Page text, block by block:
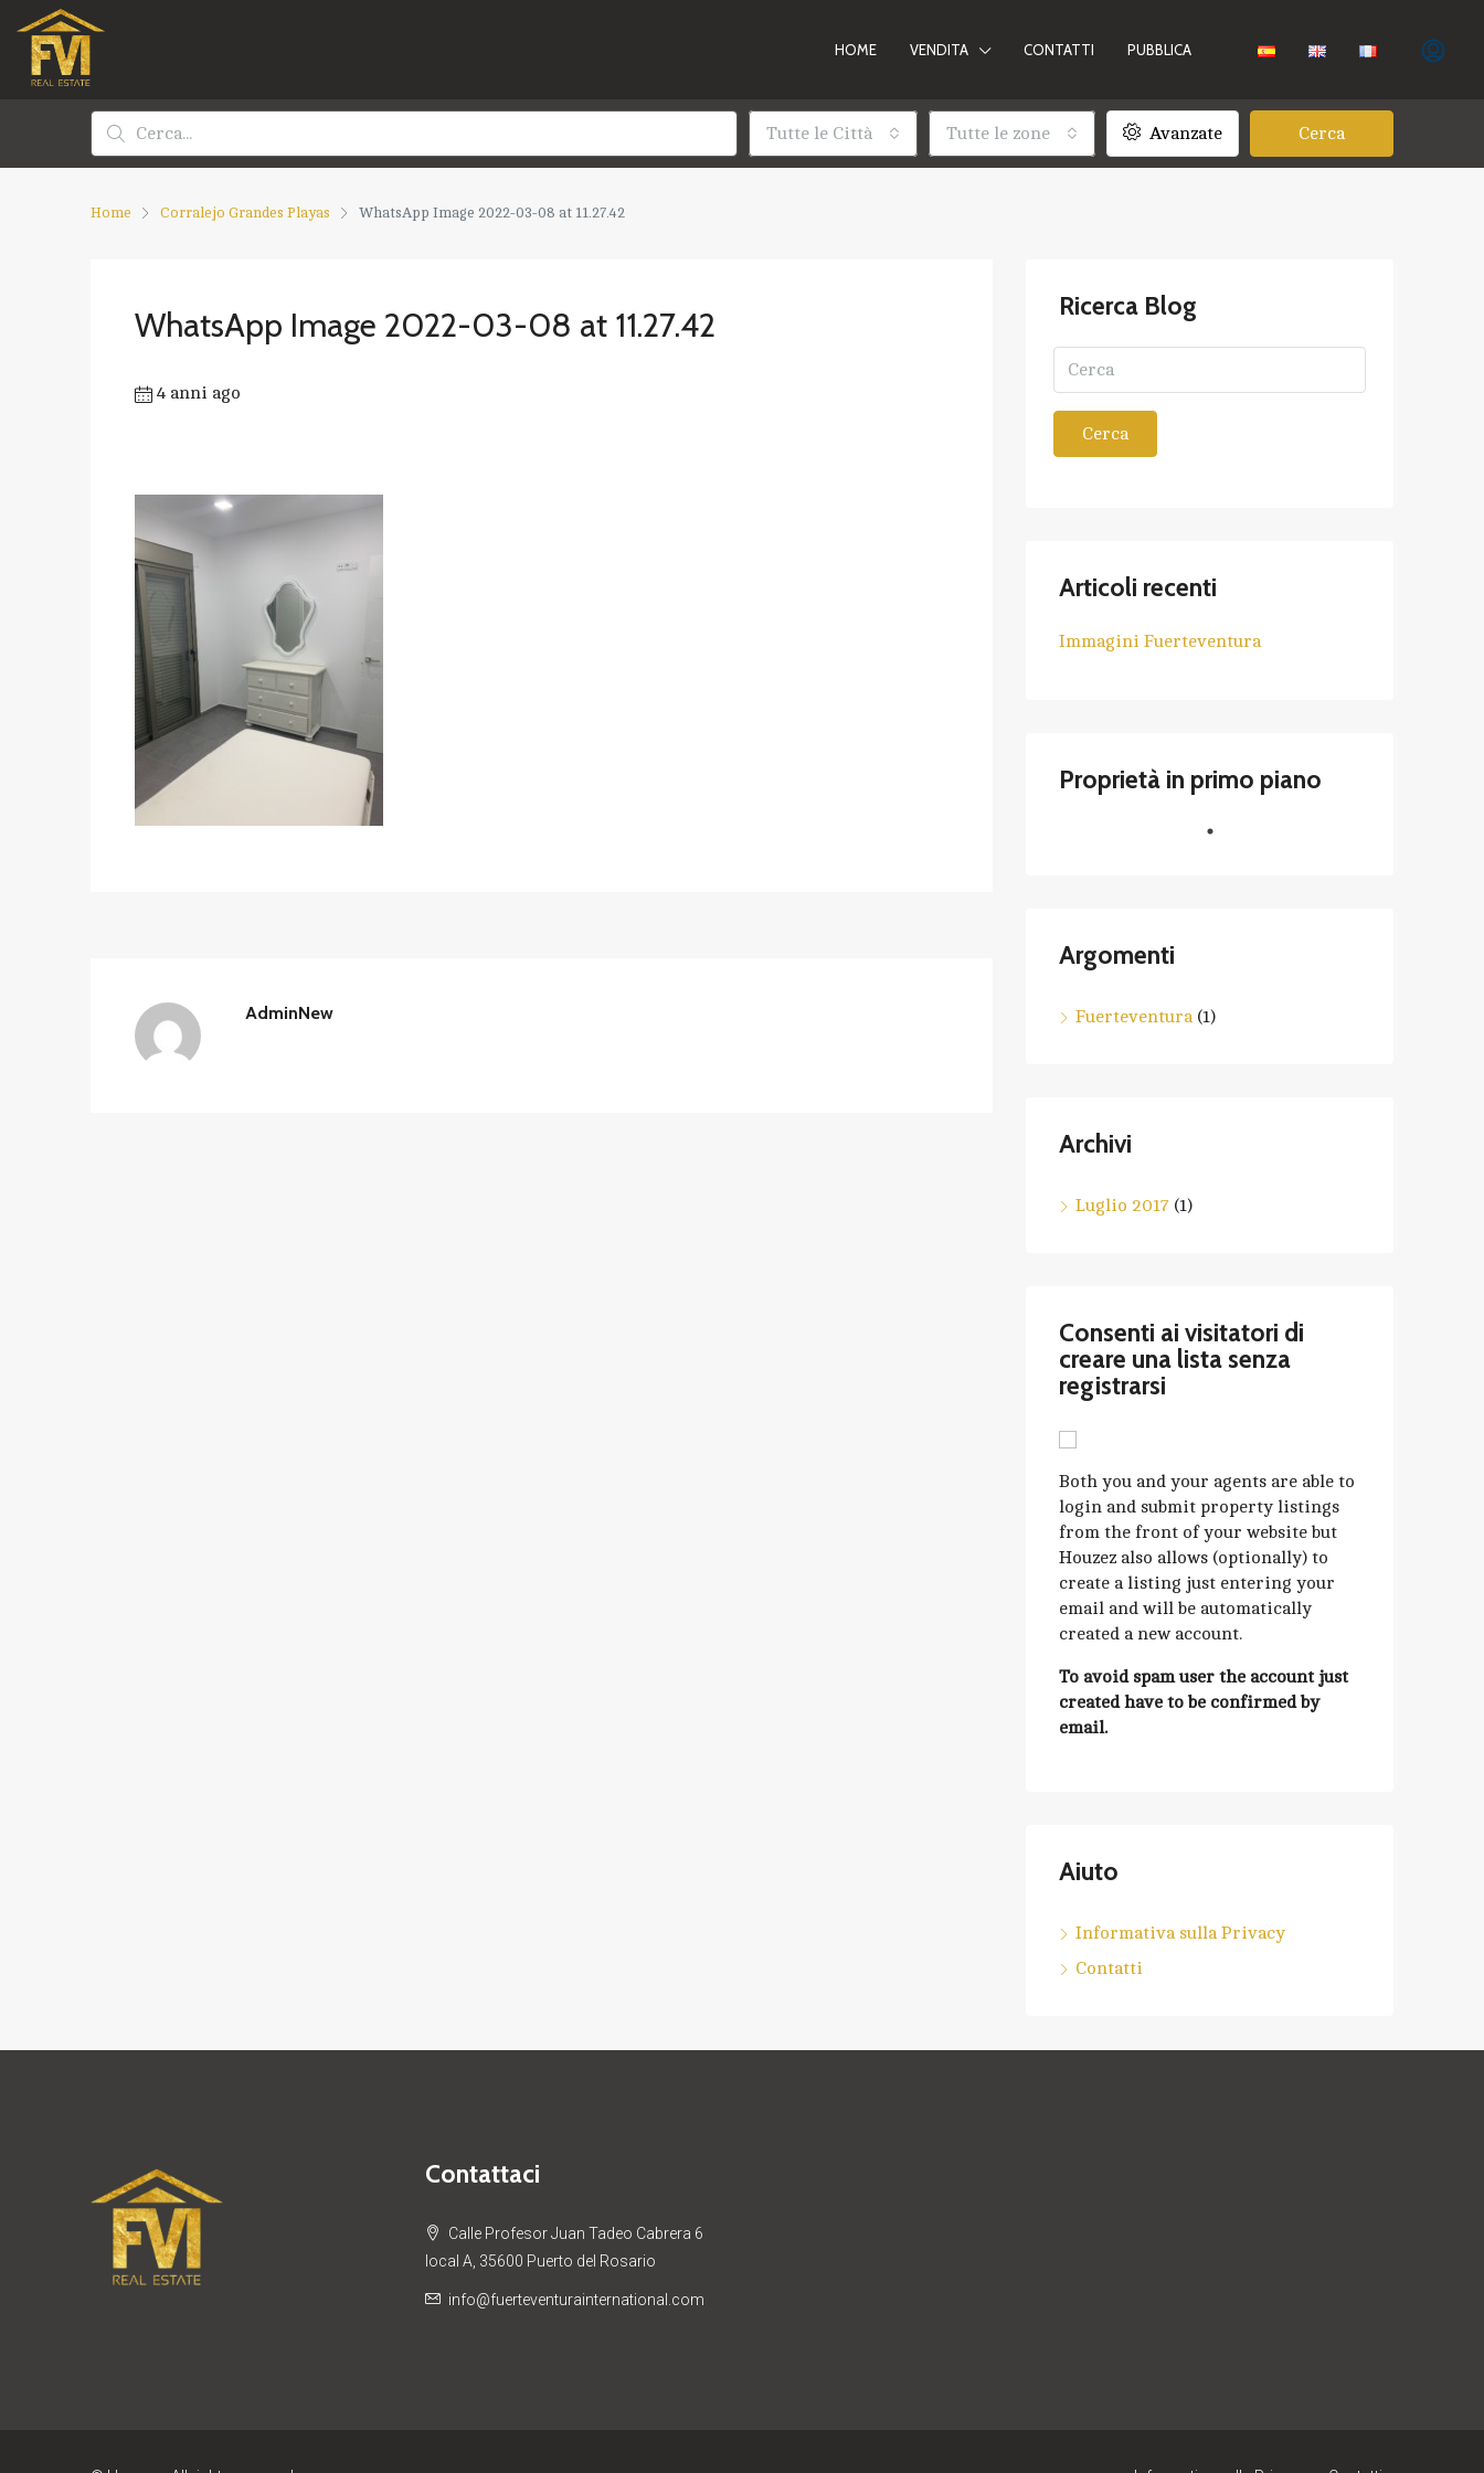
HOME VENDITA CONTATTI PUBBLICA
Tutte le Città Tutte le zone Avanzate Cerca
Home Corralejo Grandes Playas WhatsApp Image 2022-03-08 at 11.27.42
WhatsApp Image 2022-03-08 at 11.27.42
4 anni ago
AdminNew
Ricerca Blog
Cerca
Articoli recenti
Immagini Fuerteventura
Proprietà in primo piano
Argomenti
Fuerteventura(1)
Archivi
Luglio 2017 (1)
Consenti ai visitatori di
creare una lista senza
registrarsi
Both you and your agents are able to
login and submit property listings
from the front of your website but
Houzez also allows (optionally) to
create a listing just entering your
email and will be automatically
created a new account.
To avoid spam user the account just
created have to be confirmed by
email.
Aiuto
Informativa sulla Privacy
Contatti
Contattaci
Calle Profesor Juan Tadeo Cabrera 6
local A, 35600 Puerto del Rosario
info@fuerteventurainternational.com